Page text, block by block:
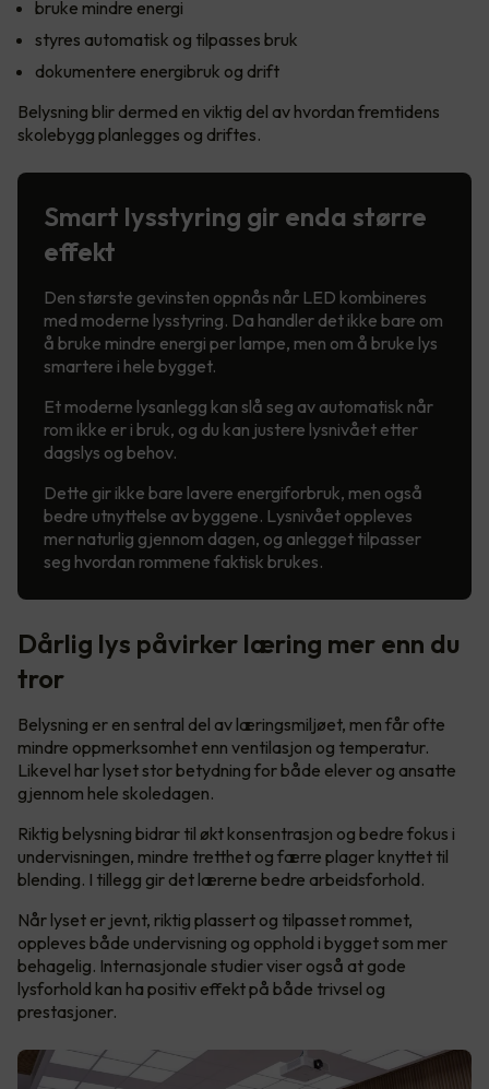
bruke mindre energi
styres automatisk og tilpasses bruk
dokumentere energibruk og drift
Belysning blir dermed en viktig del av hvordan fremtidens
skolebygg planlegges og driftes.
Smart lysstyring gir enda større
effekt
Den største gevinsten oppnås når LED kombineres
med moderne lysstyring. Da handler det ikke bare om
å bruke mindre energi per lampe, men om å bruke lys
smartere i hele bygget.
Et moderne lysanlegg kan slå seg av automatisk når
rom ikke er i bruk, og du kan justere lysnivået etter
dagslys og behov.
Dette gir ikke bare lavere energiforbruk, men også
bedre utnyttelse av byggene. Lysnivået oppleves
mer naturlig gjennom dagen, og anlegget tilpasser
seg hvordan rommene faktisk brukes.
Dårlig lys påvirker læring mer enn du
tror
Belysning er en sentral del av læringsmiljøet, men får ofte
mindre oppmerksomhet enn ventilasjon og temperatur.
Likevel har lyset stor betydning for både elever og ansatte
gjennom hele skoledagen.
Riktig belysning bidrar til økt konsentrasjon og bedre fokus i
undervisningen, mindre tretthet og færre plager knyttet til
blending. I tillegg gir det lærerne bedre arbeidsforhold.
Når lyset er jevnt, riktig plassert og tilpasset rommet,
oppleves både undervisning og opphold i bygget som mer
behagelig. Internasjonale studier viser også at gode
lysforhold kan ha positiv effekt på både trivsel og
prestasjoner.